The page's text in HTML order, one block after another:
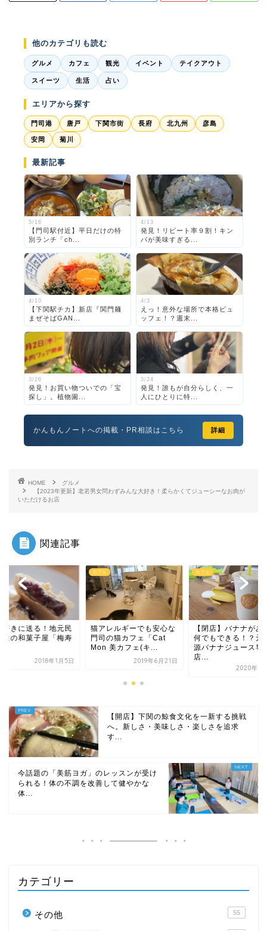
他のカテゴリも読む
グルメ カフェ 観光 イベント テイクアウト
スイーツ 生活 占い
エリアから探す
門司港 唐戸 下関市街 長府 北九州 彦島
安岡 菊川
最新記事
5/16
【門司駅付近】平日だけの特
別ランチ「ch...
4/13
発見！リピート率９割！キン
パが美味すぎる...
4/10
【下関駅チカ】新店『関門麺
まぜそばGAN...
4/3
えっ！意外な場所で本格ビュ
ッフェ！？週末...
3/26
発見！お買い物ついでの「宝
探し」。植物園...
3/24
発見！誰もが自分らしく、一
人にひとりに特...
かんもんノートへの掲載・PR相談はこちら 詳細
HOME
グルメ
【2023年更新】老若男女問わずみんな大好き！柔らかくてジューシーなお肉が
いただけるお店
関連記事
レルギーでも安心な
の猫カフェ「Cat
2019年6月21日
カフェ
【閉店】バナナがあれば
何でもできる！？元気の
源バナナジュース専門
グルメ
あん好きに送る！地
御用達の和菓子屋「
軒」
【開店】下関の鯨食文化を一新する挑戦
へ。新しさ・美味しさ・楽しさを追求
す...
今話題の「美筋ヨガ」のレッスンが受け
られる！体の不調を改善して健やかな
体...
カテゴリー
その他 55